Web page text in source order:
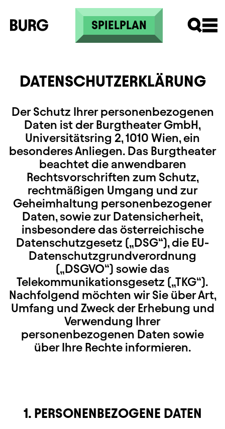
Skip to main content
SPIELPLAN
DATENSCHUTZERKLÄRUNG
Der Schutz Ihrer personenbezogenen
Daten ist der Burgtheater GmbH,
Universitätsring 2, 1010 Wien, ein
besonderes Anliegen. Das Burgtheater
beachtet die anwendbaren
Rechtsvorschriften zum Schutz,
rechtmäßigen Umgang und zur
Geheimhaltung personenbezogener
Daten, sowie zur Datensicherheit,
insbesondere das österreichische
Datenschutzgesetz („DSG“), die EU-
Datenschutzgrundverordnung
(„DSGVO“) sowie das
Telekommunikationsgesetz („TKG“).
Nachfolgend möchten wir Sie über Art,
Umfang und Zweck der Erhebung und
Verwendung Ihrer
personenbezogenen Daten sowie
über Ihre Rechte informieren.
1. PERSONENBEZOGENE DATEN